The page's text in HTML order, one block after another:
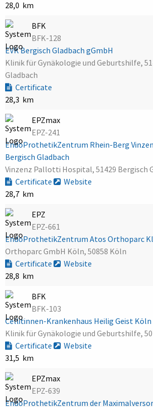
28,0 km
BFK
BFK-128
EVK Bergisch Gladbach gGmbH
Klinik für Gynäkologie und Geburtshilfe,
Gladbach
Certificate
28,3 km
EPZmax
EPZ-241
EndoProthetikZentrum Rhein-Berg
Bergisch Gladbach
Vinzenz Pallotti Hospital, 51429 Bergisch
Certificate
Website
28,7 km
EPZ
EPZ-661
EndoProthetikZentrum Atos Orthoparc
Orthoparc GmbH Köln, 50858 Köln
Certificate
Website
28,8 km
BFK
BFK-103
Cellitinnen-Krankenhaus Heilig Geist Köln
Klinik für Gynäkologie und Geburtshilfe,
Certificate
Website
31,5 km
EPZmax
EPZ-639
EndoProthetikZentrum der